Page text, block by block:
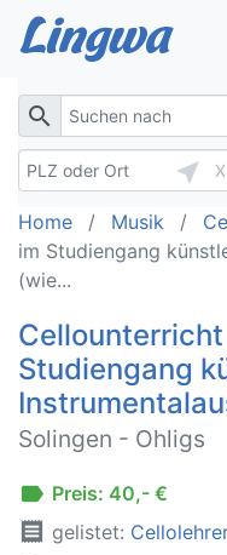
search
near_me
X
Home Musik
im Studiengang
(wie...
Studiengang
Solingen - Ohligs
label Preis: 40,- €
receipt gelistet: